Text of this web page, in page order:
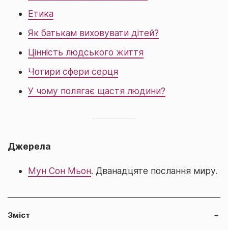
Етика
Як батькам виховувати дітей?
Цінність людського життя
Чотири сфери серця
У чому полягає щастя людини?
Джерела
Мун Сон Мьон. Дванадцяте послання миру.
−
Зміст